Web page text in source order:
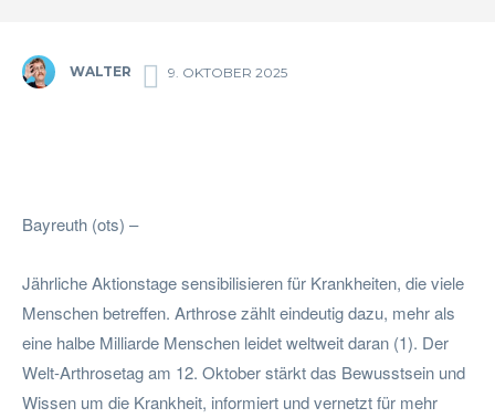
WALTER 9. OKTOBER 2025
Bayreuth (ots) –
Jährliche Aktionstage sensibilisieren für Krankheiten, die viele
Menschen betreffen. Arthrose zählt eindeutig dazu, mehr als
eine halbe Milliarde Menschen leidet weltweit daran (1). Der
Welt-Arthrosetag am 12. Oktober stärkt das Bewusstsein und
Wissen um die Krankheit, informiert und vernetzt für mehr